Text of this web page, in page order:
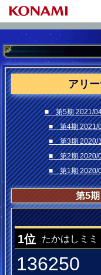
アリ
■ 第5期
■ 第4期 2021/
■ 第3期 2020/
■ 第2期 2020/
■ 第1期 2020/
第5
1位 たかはしミミ
136250